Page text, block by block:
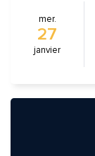
mer.
27
janvier